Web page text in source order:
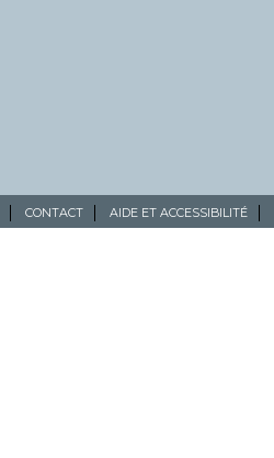
CONTACT AIDE ET ACCESSIBILITÉ